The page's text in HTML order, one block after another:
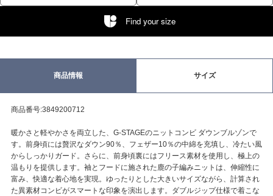
Find your size
商品情報 サイズ
商品番号:3849200712
暖かさと軽やかさを両立した、G-STAGEのニットコンビ ダウンブルゾンで
す。前身頃には贅沢なダウン90％、フェザー10％の中綿を充填し、冷たい風
からしっかりガード。さらに、前身頃裏にはフリース素材を使用し、極上の
温もりを提供します。袖とフードに施された鹿の子編みニットは、伸縮性に
富み、快適な着心地を実現。ゆったりとした大きいサイズながら、計算され
た異素材コンビがスマートな印象を演出します。ダブルジップ仕様で着こな